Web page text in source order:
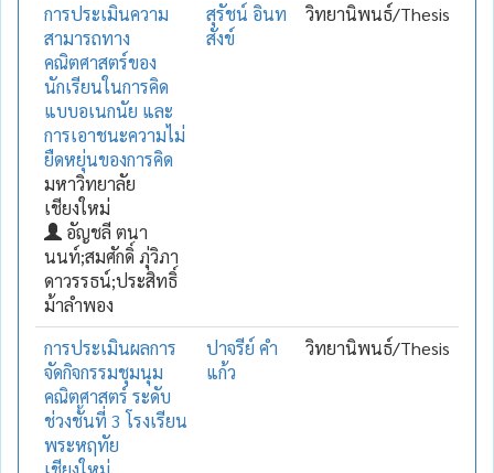
การประเมินความ
สามารถทาง
คณิตศาสตร์ของ
นักเรียนในการคิด
แบบอเนกนัย และ
การเอาชนะความไม่
ยืดหยุ่นของการคิด
มหาวิทยาลัย
เชียงใหม่
อัญชลี ตนา
นนท์;สมศักดิ์ ภุ่วิภา
ดาวรรธน์;ประสิทธิ์
ม้าลำพอง
สุรัชน์ อินท
สังข์
วิทยานิพนธ์/Thesis
การประเมินผลการ
จัดกิจกรรมชุมนุม
คณิตศาสตร์ ระดับ
ช่วงชั้นที่ 3 โรงเรียน
พระหฤทัย
ปาจรีย์ คำ
แก้ว
วิทยานิพนธ์/Thesis